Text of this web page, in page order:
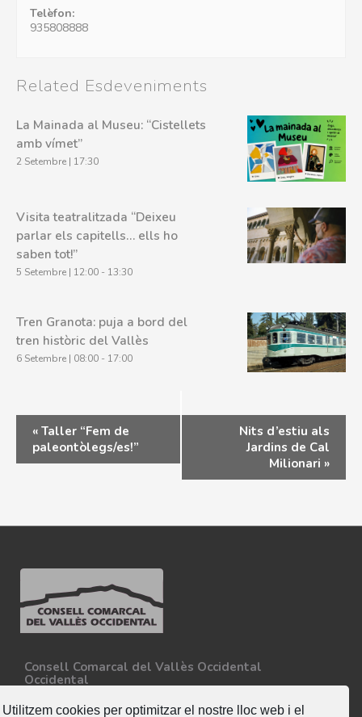
Utilitzem cookies per optimitzar el nostre lloc web i el
Telèfon:
935808888
Related Esdeveniments
La Mainada al Museu: “Cistellets
amb vímet”
2 Setembre | 17:30
Visita teatralitzada “Deixeu
parlar els capitells… ells ho
saben tot!”
5 Setembre | 12:00 - 13:30
Tren Granota: puja a bord del
tren històric del Vallès
6 Setembre | 08:00 - 17:00
« Taller “Fem de
paleontòlegs/es!”
Nits d’estiu als
Jardins de Cal
Milionari »
Consell Comarcal del Vallès Occidental
Occidental
08227 - Terrassa